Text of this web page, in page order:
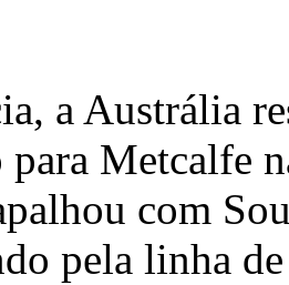
a Austrália
para Metcalfe
com
pela linha